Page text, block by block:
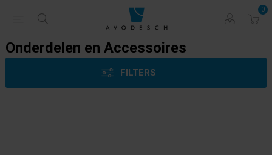
0
Onderdelen en Accessoires
FILTERS